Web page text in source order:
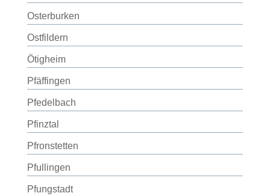
Osterburken
Ostfildern
Ötigheim
Pfäffingen
Pfedelbach
Pfinztal
Pfronstetten
Pfullingen
Pfungstadt